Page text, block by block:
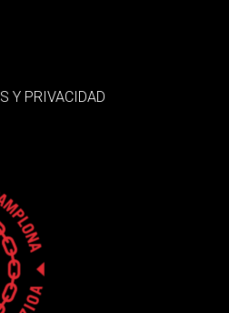
Y PRIVACIDAD